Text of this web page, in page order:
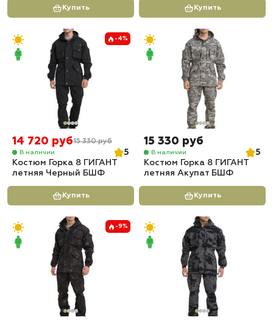
Купить Купить
-4%
14 720 руб15 330 руб
В наличии
5
Костюм Горка 8 ГИГАНТ
летняя Черный БШФ
Купить
15 330 руб
В наличии
5
Костюм Горка 8 ГИГАНТ
летняя Акупат БШФ
Купить
-9%